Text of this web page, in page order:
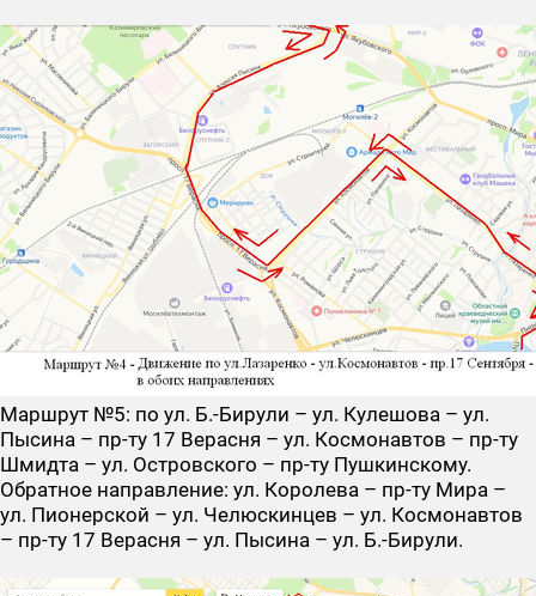
Маршрут №5: по ул. Б.-Бирули – ул. Кулешова – ул.
Пысина – пр-ту 17 Верасня – ул. Космонавтов – пр-ту
Шмидта – ул. Островского – пр-ту Пушкинскому.
Обратное направление: ул. Королева – пр-ту Мира –
ул. Пионерской – ул. Челюскинцев – ул. Космонавтов
– пр-ту 17 Верасня – ул. Пысина – ул. Б.-Бирули.